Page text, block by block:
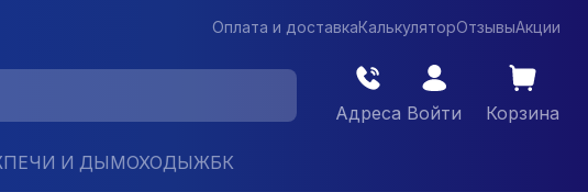
Оплата и доставкаКалькуляторОтзывыАкции
Адреса Войти Корзина
ПЕЧИ И ДЫМОХОДЫЖБК